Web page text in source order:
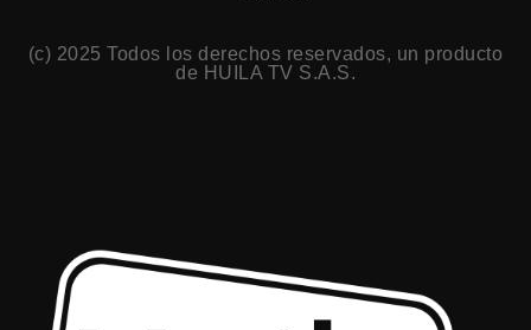
(c) 2025 Todos los derechos reservados, un producto
de HUILA TV S.A.S.